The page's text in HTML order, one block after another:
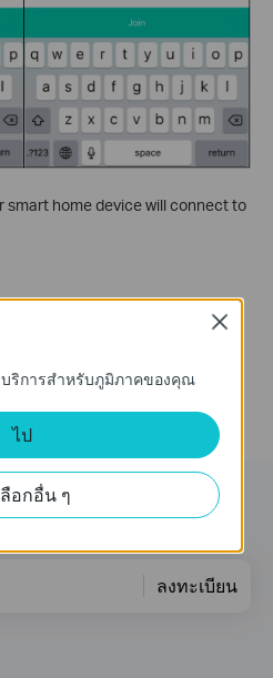
smart home device will connect to
หรือไม่?
ปรุงเว็บไซต์นี้
าร
ลงทะเบียน
ริการสำหรับภูมิภาคของคุณ
ไป
ลือกอื่น ๆ
Close